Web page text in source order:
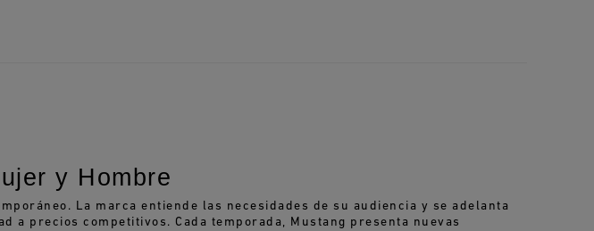
y Hombre
La marca entiende las necesidades de su audiencia y se adelanta
a precios competitivos. Cada temporada, Mustang presenta nuevas